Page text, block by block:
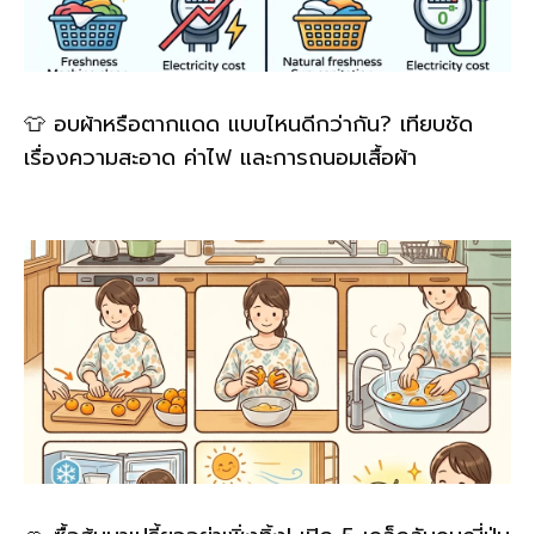
👕 อบผ้าหรือตากแดด แบบไหนดีกว่ากัน? เทียบชัด
เรื่องความสะอาด ค่าไฟ และการถนอมเสื้อผ้า